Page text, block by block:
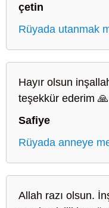
çetin
Rüyada utanmak
Hayır olsun
teşekkür ederim 🙏
Safiye
Rüyada anneye
Allah razı olsun.